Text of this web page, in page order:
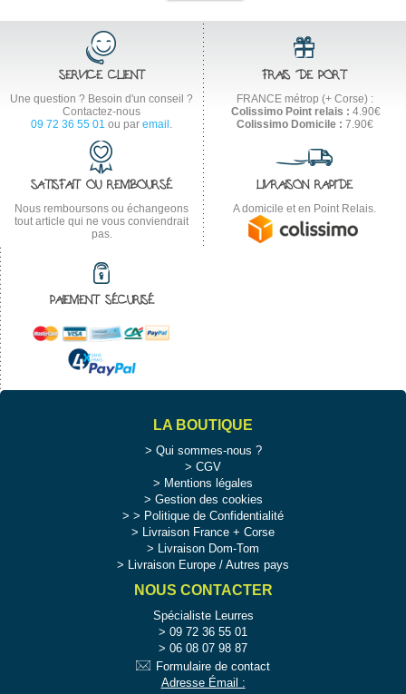
SERVICE CLIENT
Une question ? Besoin d'un conseil ?
Contactez-nous
09 72 36 55 01 ou par email .
FRAIS DE PORT
FRANCE métrop (+ Corse) :
Colissimo Point relais : 4.90€
Colissimo Domicile : 7.90€
SATISFAIT OU REMBOURSÉ
Nous remboursons ou échangeons
tout article qui ne vous conviendrait
pas.
LIVRAISON RAPIDE
A domicile et en Point Relais.
PAIEMENT SÉCURISÉ
LA BOUTIQUE
Qui sommes-nous ?
CGV
Mentions légales
Gestion des cookies
>
Politique de Confidentialité
Livraison France + Corse
Livraison Dom-Tom
Livraison Europe / Autres pays
NOUS CONTACTER
Spécialiste Leurres
09 72 36 55 01
06 08 07 98 87
Formulaire de contact
Adresse Émail :